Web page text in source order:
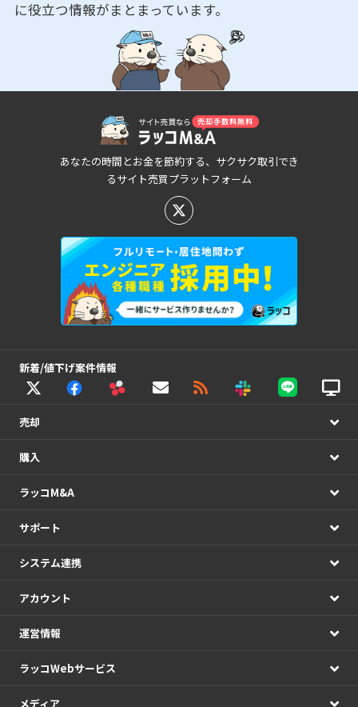
に役立つ情報がまとまっています。
あなたの時間とお金を節約する、サクサク取引でき
るサイト売買プラットフォーム
新着/値下げ案件情報
売却
購入
ラッコM&A
サポート
システム連携
アカウント
運営情報
ラッコWebサービス
メディア